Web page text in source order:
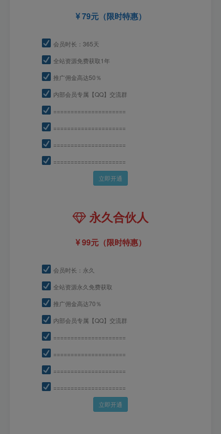
79元（限时特惠）
会员时长：365天
全站资源免费获取1年
推广佣金高达50％
内部会员专属【QQ】交流群
=====================
=====================
=====================
=====================
立即开通
永久合伙人
99元（限时特惠）
会员时长：永久
全站资源永久免费获取
推广佣金高达70％
内部会员专属【QQ】交流群
=====================
=====================
=====================
=====================
立即开通